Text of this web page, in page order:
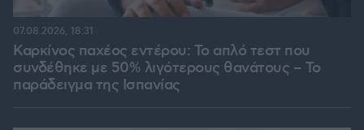
Καρκίνος παχέος εντέρου: Το απλό τεστ που
συνδέθηκε με 50% λιγότερους θανάτους – Το
παράδειγμα της Ισπανίας
07.08.2026, 18:31